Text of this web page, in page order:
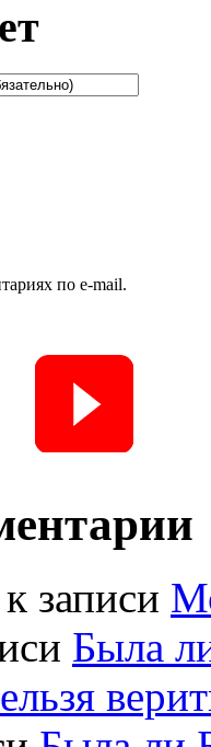
по e-mail.
к записи
Была